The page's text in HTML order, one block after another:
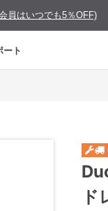
員はいつでも5％OFF)
ート
ド